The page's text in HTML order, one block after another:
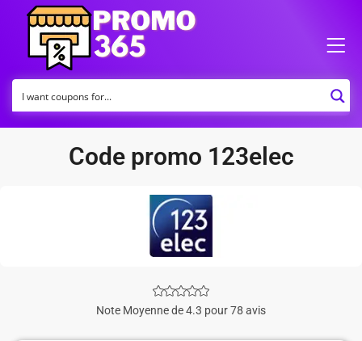
Code promo 123elec
Note Moyenne de 4.3 pour 78 avis